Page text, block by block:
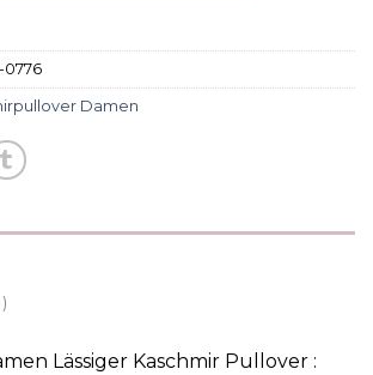
0776
Damen
Lässiger Kaschmir Pullover :